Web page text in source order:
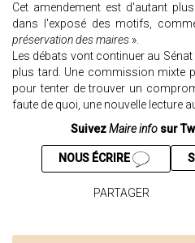
Cet amendement est d'autant
dans l'exposé des motifs,
préservation des maires ».
Les débats vont continuer au
plus tard. Une commission mixte
pour tenter de trouver un
faute de quoi, une nouvelle lecture
SuivezMaire info sur
NOUS ÉCRIRE
PARTAGER